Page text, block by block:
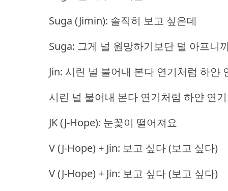
Suga (Jimin): 솔직히 보고 싶은데
Suga: 그게 널 원망하기보단 덜 아프니
Jin: 시린 널 불어내 본다 연기처럼 하얀
시린 널 불어내 본다 연기처럼 하얀 연
JK (J-Hope): 눈꽃이 떨어져요
V (J-Hope) + Jin: 보고 싶다 (보고 싶다)
V (J-Hope) + Jin: 보고 싶다 (보고 싶다)